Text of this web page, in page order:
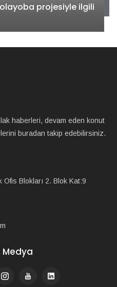
projesiyle ilgili
haberleri, devam eden konut
buradan takip edebilirsiniz.
Blokları 2. Blok Kat:9
Medya